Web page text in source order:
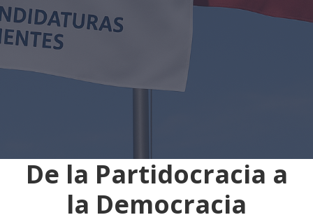
De la Partidocracia a
la Democracia